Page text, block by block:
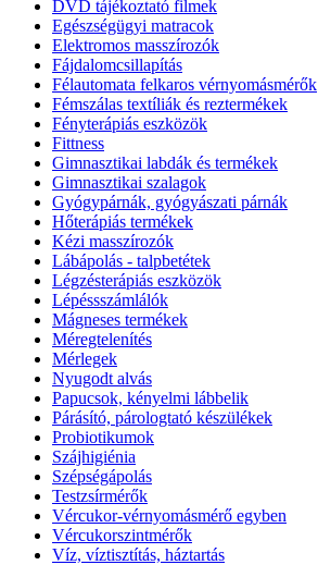
DVD tájékoztató filmek
Egészségügyi matracok
Elektromos masszírozók
Fájdalomcsillapítás
Félautomata felkaros vérnyomásmérők
Fémszálas textíliák és reztermékek
Fényterápiás eszközök
Fittness
Gimnasztikai labdák és termékek
Gimnasztikai szalagok
Gyógypárnák, gyógyászati párnák
Hőterápiás termékek
Kézi masszírozók
Lábápolás - talpbetétek
Légzésterápiás eszközök
Lépéssszámlálók
Mágneses termékek
Méregtelenítés
Mérlegek
Nyugodt alvás
Papucsok, kényelmi lábbelik
Párásító, párologtató készülékek
Probiotikumok
Szájhigiénia
Szépségápolás
Testzsírmérők
Vércukor-vérnyomásmérő egyben
Vércukorszintmérők
Víz, víztisztítás, háztartás